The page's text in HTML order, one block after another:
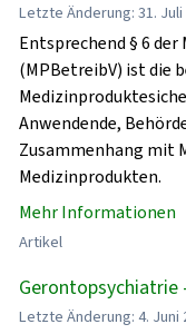
Letzte Änderung: 31. Juli
Entsprechend § 6
(MPBetreibV) ist die
Anwendende,
Zusammenhang mit
Medizinprodukten.
Mehr Informationen
Artikel
Gerontopsychiatrie
Letzte Änderung: 4. Juni